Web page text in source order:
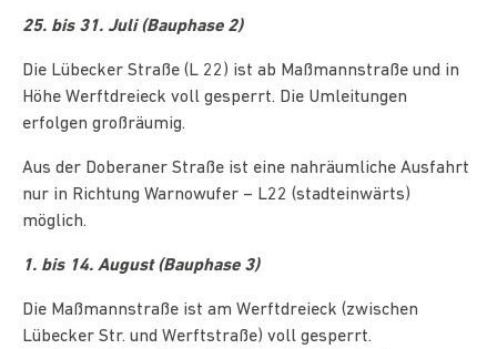
25. bis 31. Juli (Bauphase 2)
Die Lübecker Straße (L 22) ist ab Maßmannstraße und in
Höhe Werftdreieck voll gesperrt. Die Umleitungen
erfolgen großräumig.
Aus der Doberaner Straße ist eine nahräumliche Ausfahrt
nur in Richtung Warnowufer – L22 (stadteinwärts)
möglich.
1. bis 14. August (Bauphase 3)
Die Maßmannstraße ist am Werftdreieck (zwischen
Lübecker Str. und Werftstraße) voll gesperrt.